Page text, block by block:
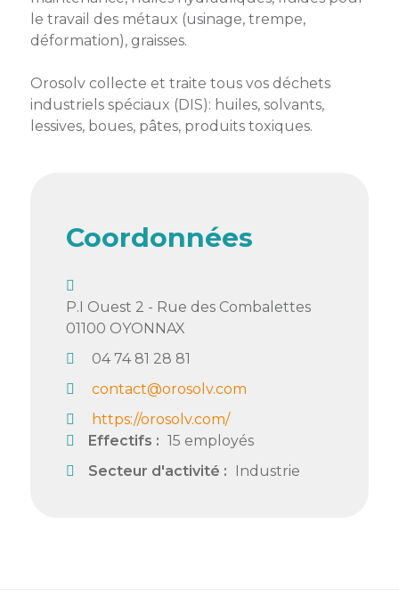
AEPV
au
entreprises
de
l’industrie
Congrès
salons
collaboratifs
l’adhérent
Industrie
Bâtiment
privilèges
Proposer
offre
privilège
le travail des métaux (usinage, trempe,
déformation), graisses.
Orosolv collecte et traite tous vos déchets
industriels spéciaux (DIS): huiles, solvants,
lessives, boues, pâtes, produits toxiques.
Coordonnées
P.I Ouest 2 - Rue des Combalettes
01100 OYONNAX
04 74 81 28 81
contact@orosolv.com
https://orosolv.com/
Effectifs : 15 employés
Secteur d'activité :
Industrie